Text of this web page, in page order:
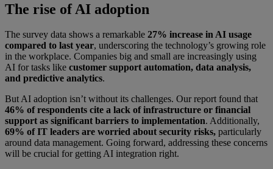
The rise of AI adoption
The survey data shows a remarkable 27% increase in AI usage
compared to last year, underscoring the technology’s growing role
in the workplace. Companies big and small are increasingly using
AI for tasks like customer support automation, data analysis,
and predictive analytics.
But AI adoption isn’t without its challenges. Our report found that
46% of respondents cite a lack of infrastructure or financial
support as significant barriers to implementation. Additionally,
69% of IT leaders are worried about security risks, particularly
around data management. Going forward, addressing these concerns
will be crucial for getting AI integration right.